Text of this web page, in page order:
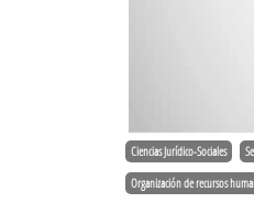
Ciencias Jurídico-Sociales
Organización de recursos